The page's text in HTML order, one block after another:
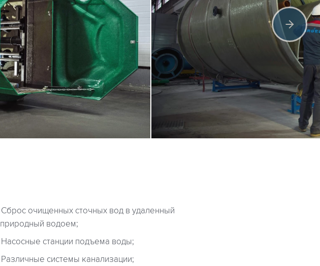
Сброс очищенных сточных вод в удаленный
природный водоем;
Насосные станции подъема воды;
Различные системы канализации;